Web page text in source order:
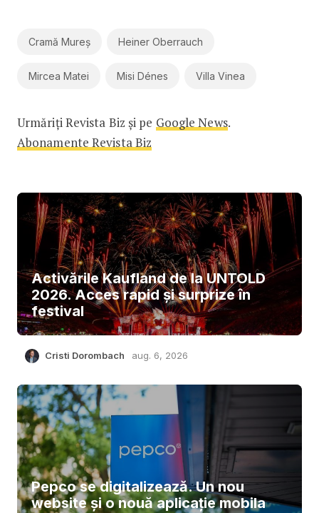
Cramă Mureș Heiner Oberrauch
Mircea Matei Misi Dénes Villa Vinea
Urmăriți Revista Biz și pe Google News.
Abonamente Revista Biz
Activările Kaufland de la UNTOLD
2026. Acces rapid și surprize în
festival
Cristi Dorombach aug. 6, 2026
Pepco se digitalizează. Un nou
website și o nouă aplicație mobila